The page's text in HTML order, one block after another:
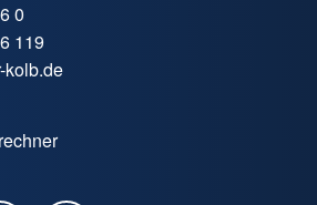
0
119
kolb.de